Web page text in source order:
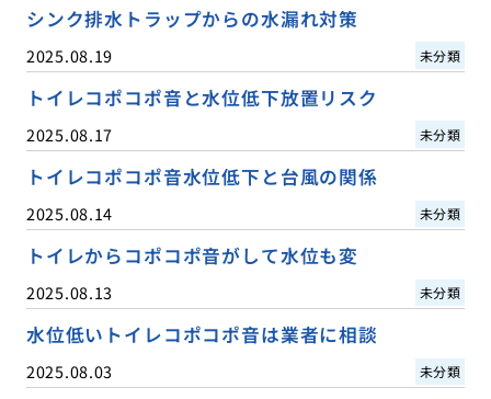
シンク排水トラップからの水漏れ対策
2025.08.19 未分類
トイレコポコポ音と水位低下放置リスク
2025.08.17 未分類
トイレコポコポ音水位低下と台風の関係
2025.08.14 未分類
トイレからコポコポ音がして水位も変
2025.08.13 未分類
水位低いトイレコポコポ音は業者に相談
2025.08.03 未分類